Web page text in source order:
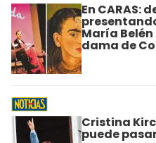
En CARAS:
María
dama de
Cristina
puede